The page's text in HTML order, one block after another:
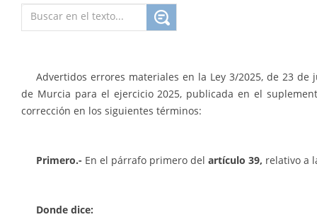
Advertidos errores materiales en la Ley 3/2025, de 23
de Murcia para el ejercicio 2025, publicada en el
corrección en los siguientes términos:
Primero.- En el párrafo primero del artículo 39, relativo a
Donde dice: